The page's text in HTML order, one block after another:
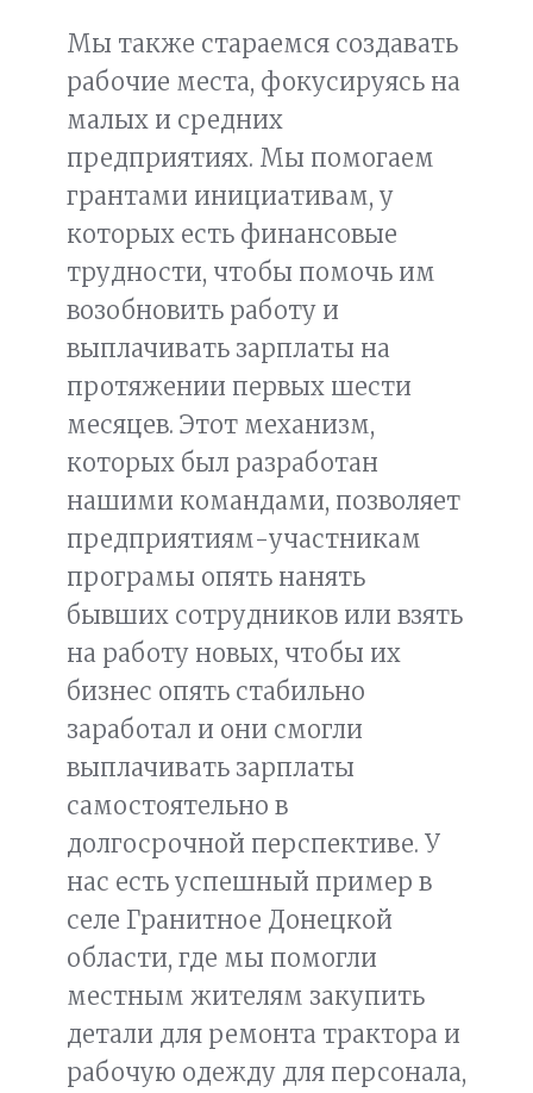
Мы также стараемся создавать
рабочие места, фокусируясь на
малых и средних
предприятиях. Мы помогаем
грантами инициативам, у
которых есть финансовые
трудности, чтобы помочь им
возобновить работу и
выплачивать зарплаты на
протяжении первых шести
месяцев. Этот механизм,
которых был разработан
нашими командами, позволяет
предприятиям-участникам
програмы опять нанять
бывших сотрудников или взять
на работу новых, чтобы их
бизнес опять стабильно
заработал и они смогли
выплачивать зарплаты
самостоятельно в
долгосрочной перспективе. У
нас есть успешный пример в
селе Гранитное Донецкой
области, где мы помогли
местным жителям закупить
детали для ремонта трактора и
рабочую одежду для персонала,